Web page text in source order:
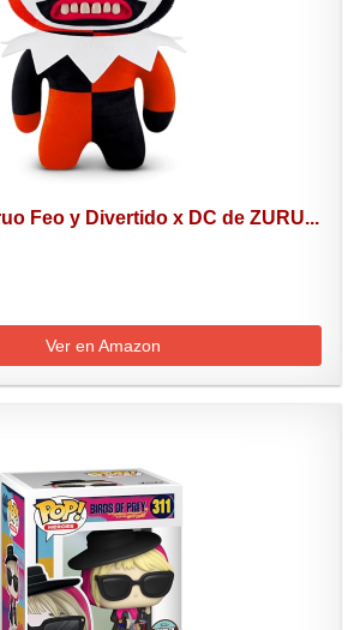
Feo y Divertido x DC de ZURU...
Ver en Amazon